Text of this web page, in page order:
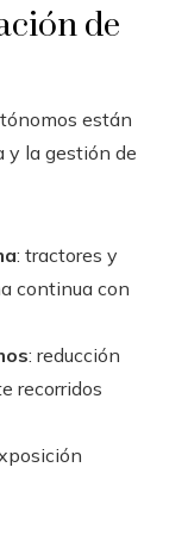
de
están
y la gestión de
: tractores y
continua con
: reducción
recorridos